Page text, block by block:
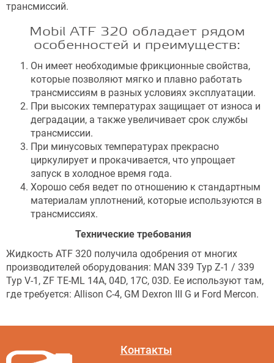
трансмиссий.
Mobil ATF 320 обладает рядом
особенностей и преимуществ:
Он имеет необходимые фрикционные свойства,
которые позволяют мягко и плавно работать
трансмиссиям в разных условиях эксплуатации.
При высоких температурах защищает от износа и
деградации, а также увеличивает срок службы
трансмиссии.
При минусовых температурах прекрасно
циркулирует и прокачивается, что упрощает
запуск в холодное время года.
Хорошо себя ведет по отношению к стандартным
материалам уплотнений, которые используются в
трансмиссиях.
Технические требования
Жидкость ATF 320 получила одобрения от многих
производителей оборудования: MAN 339 Typ Z-1 / 339
Typ V-1, ZF TE-ML 14A, 04D, 17C, 03D. Ее используют там,
где требуется: Allison C-4, GM Dexron III G и Ford Mercon.
Контакты